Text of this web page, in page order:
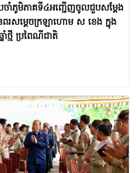
ចាំភូមិភាគទី៤​អញ្ជើញចូលជួបសម្តែង
រសម្ដេចក្រឡាហោម ស ខេង ក្នុង
ថ្មី ប្រពៃណីជាតិ